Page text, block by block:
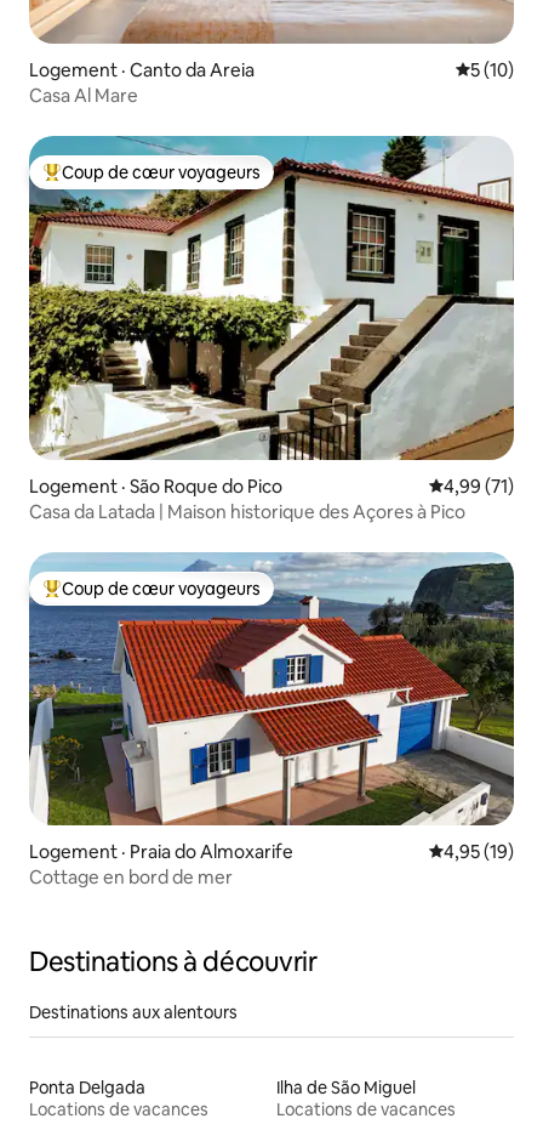
Logement · Canto da Areia Note
5 (10)
Casa Al Mare
Coup de cœur voyageurs parmi les plus aimés
Coup de cœur voyageurs
Logement · São Roque do Pico Note
4,99 (71)
Casa da Latada | Maison historique des Açores à Pico
Coup de cœur voyageurs parmi les plus aimés
Coup de cœur voyageurs
Logement · Praia do Almoxarife Note
4,95 (19)
Cottage en bord de mer
Destinations à découvrir
Destinations aux alentours
Ponta Delgada
Locations de vacances
Ilha de São Miguel
Locations de vacances